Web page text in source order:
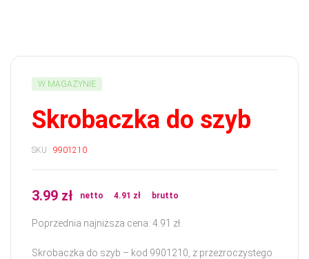
W MAGAZYNIE
Skrobaczka do szyb
SKU : 9901210
3.99 zł netto 4.91 zł brutto
Poprzednia najniższa cena: 4.91 zł
Skrobaczka do szyb – kod 9901210, z przezroczystego